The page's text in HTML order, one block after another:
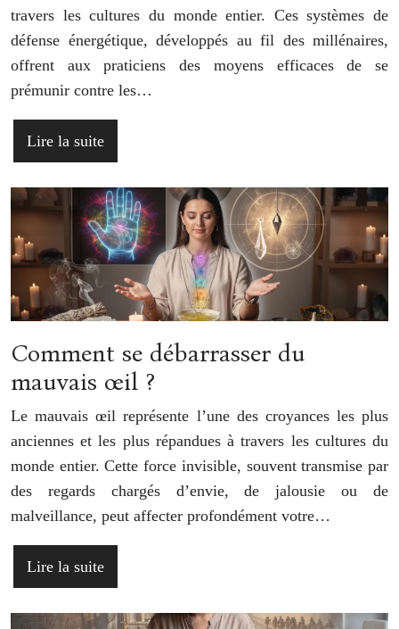
travers les cultures du monde entier. Ces systèmes de
défense énergétique, développés au fil des millénaires,
offrent aux praticiens des moyens efficaces de se
prémunir contre les…
Lire la suite
Comment se débarrasser du
mauvais œil ?
Le mauvais œil représente l’une des croyances les plus
anciennes et les plus répandues à travers les cultures du
monde entier. Cette force invisible, souvent transmise par
des regards chargés d’envie, de jalousie ou de
malveillance, peut affecter profondément votre…
Lire la suite